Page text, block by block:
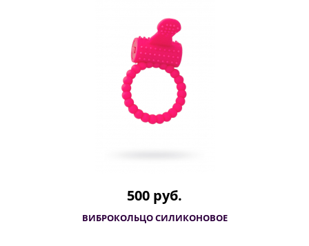
500 руб.
ВИБРОКОЛЬЦО СИЛИКОНОВОЕ